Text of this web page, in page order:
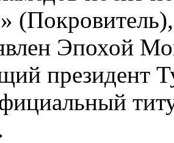
Эпохой
президент